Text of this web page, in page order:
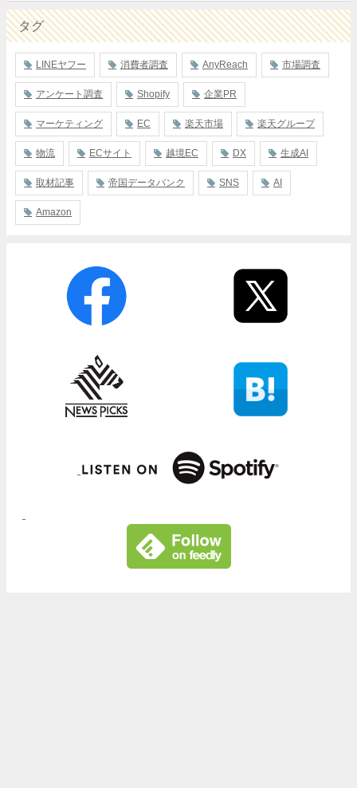
タグ
LINEヤフー 消費者調査 AnyReach 市場調査
アンケート調査 Shopify 企業PR
マーケティング EC 楽天市場 楽天グループ
物流 ECサイト 越境EC DX 生成AI
取材記事 帝国データバンク SNS AI
Amazon